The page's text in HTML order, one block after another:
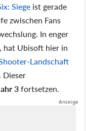
Siege ist gerade
zwischen Fans
In enger
hat Ubisoft hier in
Landschaft
Dieser
3fortsetzen.